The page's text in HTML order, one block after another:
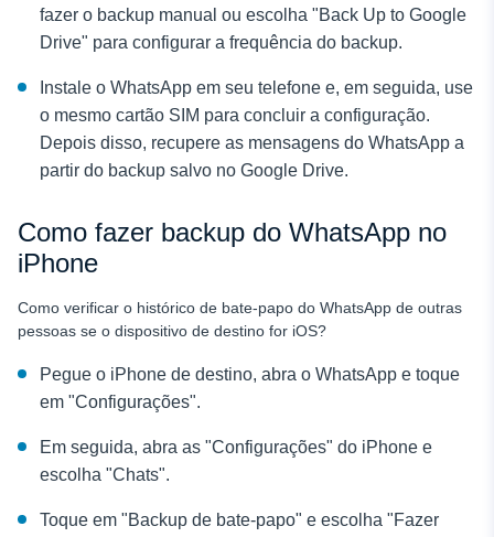
fazer o backup manual ou escolha "Back Up to Google
Drive" para configurar a frequência do backup.
Instale o WhatsApp em seu telefone e, em seguida, use
o mesmo cartão SIM para concluir a configuração.
Depois disso, recupere as mensagens do WhatsApp a
partir do backup salvo no Google Drive.
Como fazer backup do WhatsApp no
iPhone
Como verificar o histórico de bate-papo do WhatsApp de outras
pessoas se o dispositivo de destino for iOS?
Pegue o iPhone de destino, abra o WhatsApp e toque
em "Configurações".
Em seguida, abra as "Configurações" do iPhone e
escolha "Chats".
Toque em "Backup de bate-papo" e escolha "Fazer